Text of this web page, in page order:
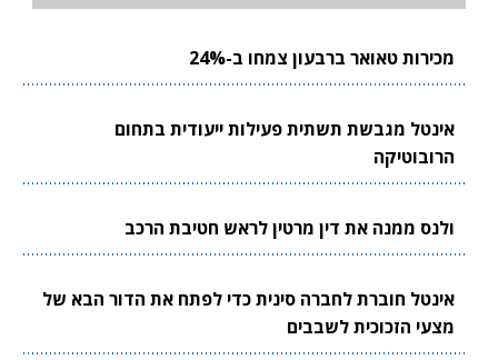
מכירות טאואר ברבעון צמחו ב-24%
אינטל מגבשת תשתית פעילות ייעודית בתחום
הרובוטיקה
ולנס ממנה את דין מרטין לראש חטיבת הרכב
אינטל חוברת לחברה סינית כדי לפתח את הדור הבא של
מצעי הזכוכית לשבבים